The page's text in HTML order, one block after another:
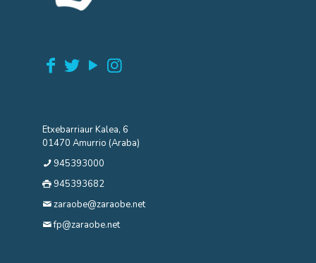
Etxebarriaur Kalea, 6
01470 Amurrio (Araba)
945393000
945393682
zaraobe@zaraobe.net
fp@zaraobe.net